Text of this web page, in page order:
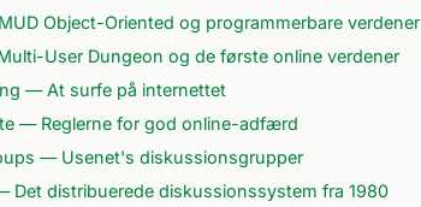
Object-Oriented og programmerbare verdener
User Dungeon og de første online verdener
— At surfe på internettet
— Reglerne for god online-adfærd
— Usenet's diskussionsgrupper
Det distribuerede diskussionssystem fra 1980